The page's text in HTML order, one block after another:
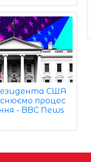
США
процес
- BBC News